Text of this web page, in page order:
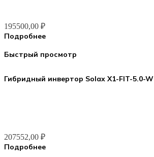
195500,00 ₽
Подробнее
Быстрый просмотр
Гибридный инвертор Solax X1-FIT-5.0-W
207552,00 ₽
Подробнее